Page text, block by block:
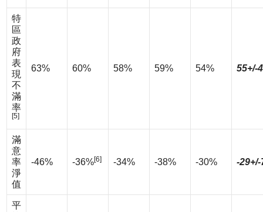
特
區
政
府
表
現
不
滿
率
[5]
63% 60% 58% 59% 54% 55+/-
滿
意
率
淨
值
-46% -36%[6] -34% -38% -30% -29+/-
平